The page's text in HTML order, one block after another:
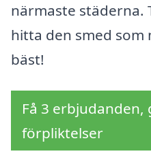
närmaste städerna.
hitta den smed
bäst!
Få 3
förpliktelser